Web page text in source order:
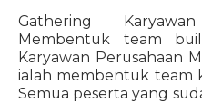
Gathering
Membentuk team
Karyawan Perusahaan
ialah membentuk team
Semua peserta yang